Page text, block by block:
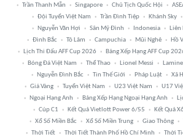
Trần Thanh Mẫn Singapore Chủ Tịch Quốc Hội
Đội Tuyển Việt Nam
Trần Đình Tiệp Khánh Sky
Nguyễn Văn Hợi
Sân Mỹ Đình Indonesia Liên
Đình Bắc
Tô Lâm Campuchia Mũi Nghê Hồ
Lịch Thi Đấu AFF Cup 2026
Bảng Xếp Hạng AFF Cup
Bóng Đá Việt Nam
Thể Thao Lionel Messi Lamine
Nguyễn Đình Bắc
Tin Thế Giới Pháp Luật Xã
Giá Vàng
Tuyển Việt Nam U23 Việt Nam U17
Ngoại Hạng Anh
Bảng Xếp Hạng Ngoại Hạng Anh
Cúp C1
Kết Quả Vietlott Power 6/55 Kết Quả
Xổ Số Miền Bắc
Xổ Số Miền Trung Giao Thông
Thời Tiết
Thời Tiết Thành Phố Hồ Chí Minh Thời